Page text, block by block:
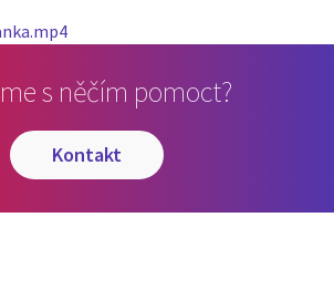
s něčím pomoct?
kontakt